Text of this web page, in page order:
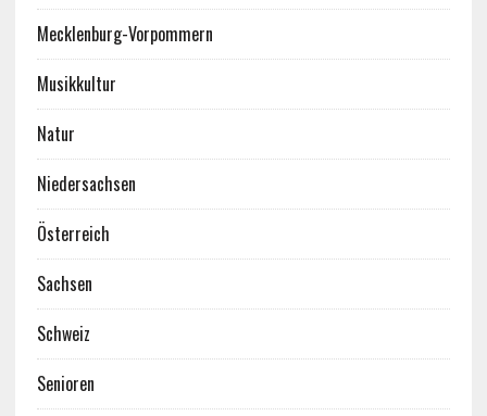
Mecklenburg-Vorpommern
Musikkultur
Natur
Niedersachsen
Österreich
Sachsen
Schweiz
Senioren